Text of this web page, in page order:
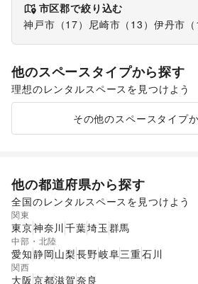
市区郡で絞り込む
神戸市 （17） 尼崎市 （ 13 ） 伊丹市 （
他のスペースタイプから探す
理想のレンタルスペースを見つけよう
ショッピングモール
スー
その他のスペースタイプ
他の都道府県から探す
全国のレンタルスペースを見つけよう
関東
東京神奈川 千葉埼玉 群馬
中部・北陸
愛知静岡山梨長野岐阜三重石川
関西
大阪 京都滋賀奈良